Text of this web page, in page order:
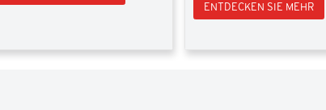
ENTDECKEN SIE MEHR